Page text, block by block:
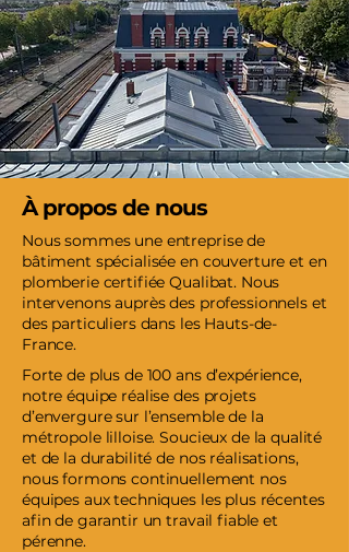
À propos de nous
Nous sommes une entreprise de
bâtiment spécialisée en couverture et en
plomberie certifiée Qualibat. Nous
intervenons auprès des professionnels et
des particuliers dans les Hauts-de-
France.
Forte de plus de 100 ans d’expérience,
notre équipe réalise des projets
d’envergure sur l’ensemble de la
métropole lilloise. Soucieux de la qualité
et de la durabilité de nos réalisations,
nous formons continuellement nos
équipes aux techniques les plus récentes
afin de garantir un travail fiable et
pérenne.